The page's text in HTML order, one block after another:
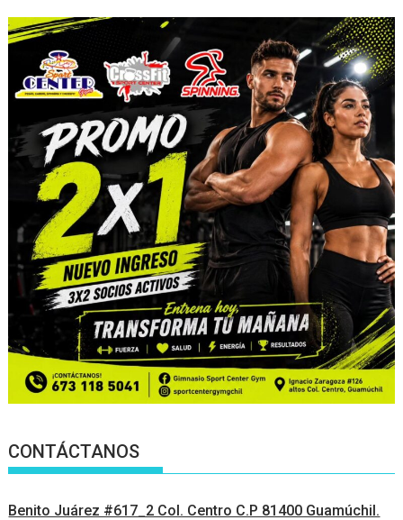
CONTÁCTANOS
Benito Juárez #617_2 Col. Centro C.P 81400 Guamúchil.